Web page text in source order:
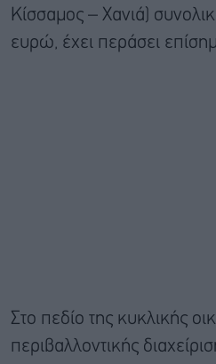
Κίσσαμος – Χανιά)
ευρώ, έχει περάσει
Στο πεδίο της κυκλικής
περιβαλλοντικής